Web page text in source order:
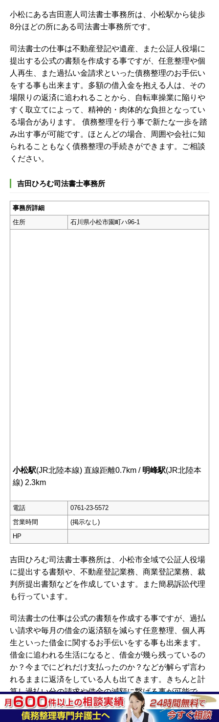
小松にある吉田憲人司法書士事務所は、小松駅から徒歩
8分ほどの所にある司法書士事務所です。
司法書士の仕事は不動産登記や遺産、また公証人役場に
提出する公式の書類を作成する事ですが、任意整理や個
人再生、また過払い金請求といった債務整理のお手伝い
をする事も出来ます。 多額の借入金を抱える人は、その
場限りの返済に追われることから、自転車操業に陥りや
すく取立てによって、精神的・肉体的な負担となってい
る場合があります。 債務整理を行う事で新たな一歩を踏
み出す事が可能です。ほとんどの場合、周囲や会社に知
られることもなく債務整理の手続きができます。ご相談
ください。
吉田ひろむ司法書士事務所
事務所詳細
住所
石川県小松市園町ハ96-1
小松駅(JR北陸本線) 直線距離0.7km / 明峰駅(JR北陸本
線) 2.3km
電話
0761-23-5572
営業時間
(掲示なし)
HP
吉田ひろむ司法書士事務所は、小松市全域で公証人役場
に提出する書類や、不動産登記業務、商業登記業務、裁
判所提出書類などを作成しています。また簡易訴訟代理
も行っています。
司法書士の仕事は公式の書類を作成する事ですが、過払
い請求や毎月の借金の返済額を減らす任意整理、個人再
生といった借金に関するお手伝いをする事も出来ます。
借金に追われる生活になると、 借金が幾ら残っているの
か？今までにどれだけ支払ったのか？などが解らず言わ
れるままに返済をしている人も出てきます。きちんと計
算し過払い分の請求や借金の減額に繋げる事が可能で
す。